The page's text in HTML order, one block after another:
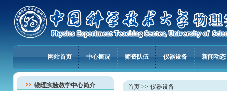
网站首页 中心概况 师资队伍 仪器设备 新闻动态
物理实验教学中心简介
首页 >> 仪器设备